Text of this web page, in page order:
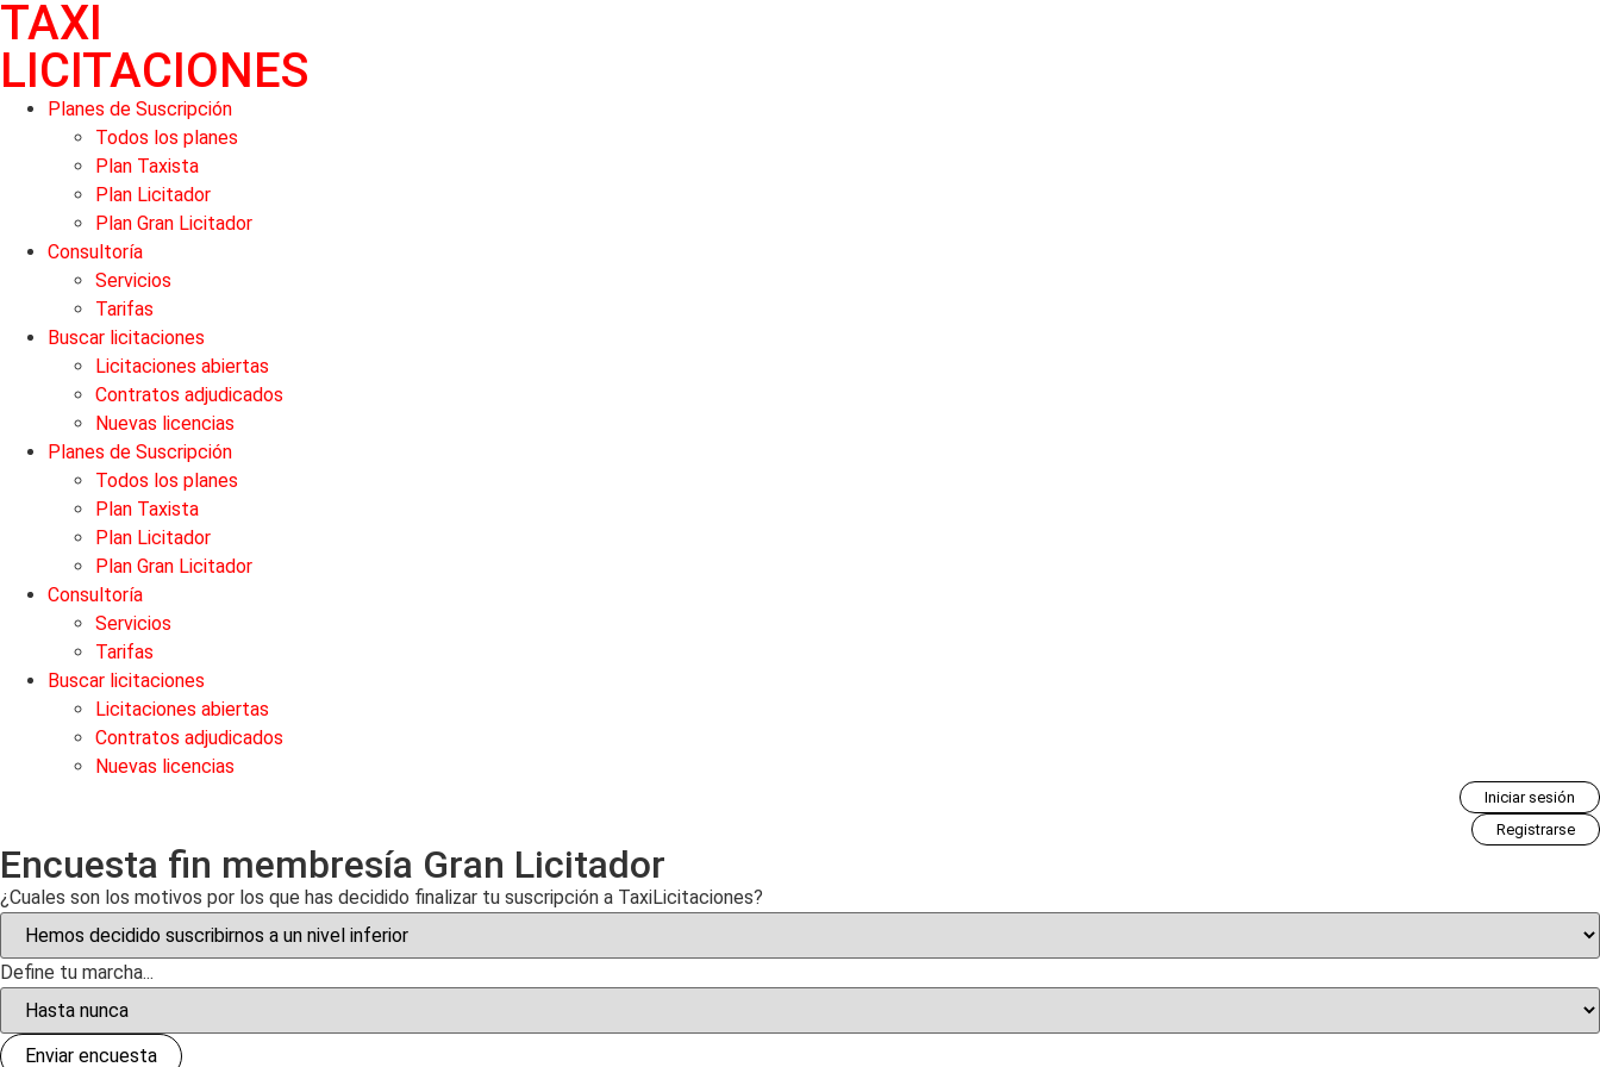
TAXI
LICITACIONES
Planes de Suscripción
Todos los planes
Plan Taxista
Plan Licitador
Plan Gran Licitador
Consultoría
Servicios
Tarifas
Buscar licitaciones
Licitaciones abiertas
Contratos adjudicados
Nuevas licencias
Planes de Suscripción
Todos los planes
Plan Taxista
Plan Licitador
Plan Gran Licitador
Consultoría
Servicios
Tarifas
Buscar licitaciones
Licitaciones abiertas
Contratos adjudicados
Nuevas licencias
Iniciar sesión
Registrarse
Encuesta fin membresía Gran Licitador
¿Cuales son los motivos por los que has decidido finalizar tu suscripción a TaxiLicitaciones?
Define tu marcha...
Enviar encuesta